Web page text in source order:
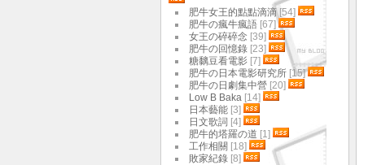
肥牛女王的點點滴滴[54]
肥牛の瘋牛瘋語 [67]
女王の碎碎念 [39]
肥牛の回憶錄 [23]
糖黐豆看電影 [7]
肥牛の日本電影研究所 [15]
肥牛の日劇集中營 [20]
Low B Baka [14]
日本藝能 [3]
日文歌詞 [4]
肥牛的塔羅の道 [1]
工作相關 [18]
敗家紀錄 [8]